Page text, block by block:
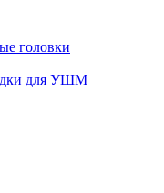
головки
для УШМ